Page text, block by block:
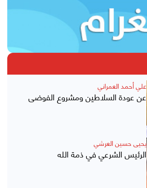
علي أحمد العمراني
عن عودة السلاطين ومشروع الفوضى
يحيى حسين العرشي
الرئيس الشرعي في ذمة الله